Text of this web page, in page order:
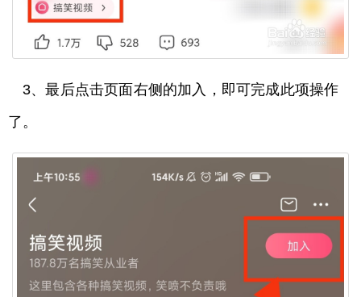
3、最后点击页面右侧的加入，即可完成此项操作
了。